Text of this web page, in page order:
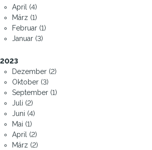
April (4)
März (1)
Februar (1)
Januar (3)
2023
Dezember (2)
Oktober (3)
September (1)
Juli (2)
Juni (4)
Mai (1)
April (2)
März (2)